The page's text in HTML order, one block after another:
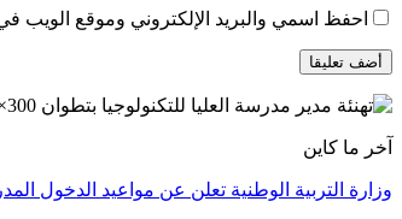
احفظ اسمي والبريد الإلكتروني وموقع الويب
آخر ما كاين
وزارة التربية الوطنية تعلن عن مواعيد الدخول